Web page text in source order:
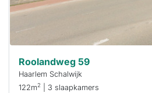
Roolandweg 59
Haarlem Schalwijk
122m2 | 3 slaapkamers